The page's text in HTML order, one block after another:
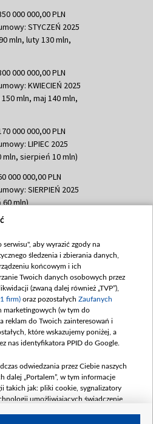
000 000,00 PLN
STYCZEŃ 2025
mln, luty 130 mln,
000 000,00 PLN
KWIECIEŃ 2025
mln, maj 140 mln,
000 000,00 PLN
LIPIEC 2025
mln, sierpień 10 mln)
000 000,00 PLN
SIERPIEŃ 2025
mln)
783 051,21 PLN
mln, październik 350
862 000,00 PLN
GRUDZIEŃ 2025
mln)
000 000,00 PLN
LUTY 2026 (wpłata
maja 180 mln, 8
000 000,00 PLN
aby wyrazić zgody na
śledzenia i zbierania danych,
końcowym i ich
Twoich danych osobowych przez
(zwaną dalej również „TVP”),
firm) oraz pozostałych Zaufanych
marketingowych (w tym do
reklam do Twoich zainteresowań i
które wskazujemy poniżej, a
nas identyfikatora PPID do Google.
odwiedzania przez Ciebie naszych
dalej „Portalem”, w tym informacje
takich jak: pliki cookie, sygnalizatory
umożliwiających świadczenie